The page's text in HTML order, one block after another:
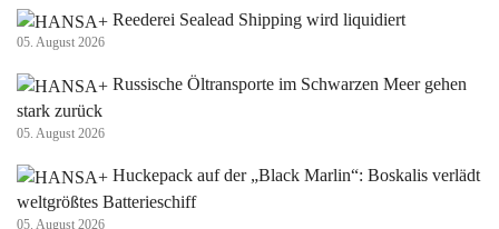
Reederei Sealead Shipping wird liquidiert
05. August 2026
Russische Öltransporte im Schwarzen Meer gehen
stark zurück
05. August 2026
Huckepack auf der „Black Marlin“: Boskalis verlädt
weltgrößtes Batterieschiff
05. August 2026